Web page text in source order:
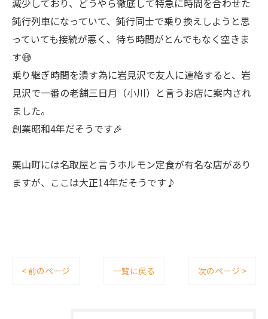
鈍行列車になっていて、鈍行同士で乗り換えしようと思
っていても接続が悪く、待ち時間がとんでもなく空きま
す😅
乗り継ぎ時間を潰す為に岩見沢で友人に連絡すると、岩
見沢で一番の老舗三日月（小川）と言うお店に案内され
ました。
創業昭和4年だそうです🎉
栗山町には名取屋と言うホルモン定食が有名な店があり
ますが、ここは大正14年だそうです♪
< 前のページ 一覧に戻る 次のページ >